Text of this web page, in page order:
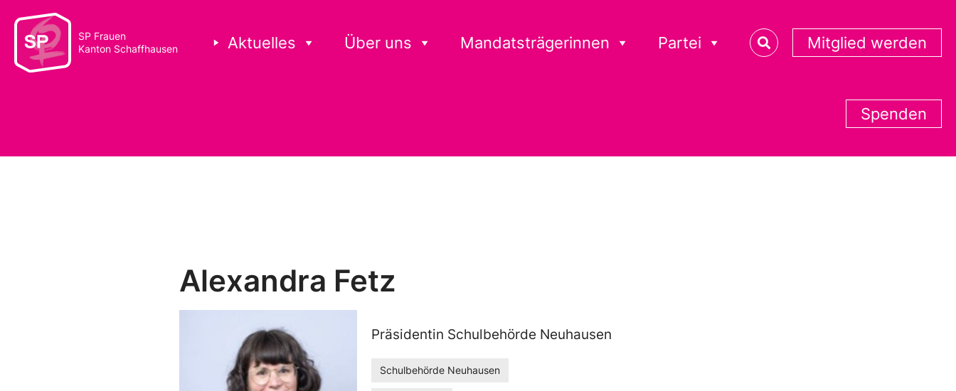
SP Frauen
Kanton Schaffhausen
Aktuelles Über uns Mandatsträgerinnen Partei Mitglied werden
Spenden
Alexandra Fetz
Präsidentin Schulbehörde Neuhausen
Schulbehörde Neuhausen